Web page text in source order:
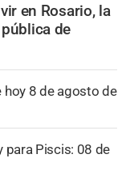
en Rosario, la
de
8 de agosto de
para Piscis: 08 de